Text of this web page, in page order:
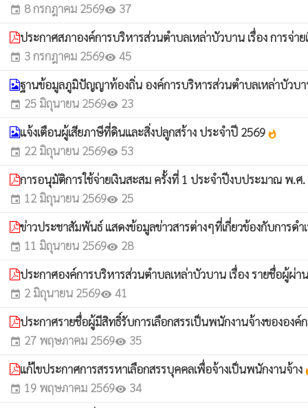
event 8 กรกฎาคม 2569visibility 37
ประกาศสภาองค์การบริหารส่วนตำบลเหล่าบัวบาน เรื่อง การจ่
event 3 กรกฎาคม 2569visibility 45
ฐานข้อมูลภูมิปัญญาท้องถิ่น องค์การบริหารส่วนตำบลเหล่าบัวบ
event 25 มิถุนายน 2569visibility 23
แจ้งเตือนผู้เสียภาษีที่ดินและสิ่งปลูกสร้าง ประจำปี 2569 whatshot
event 22 มิถุนายน 2569visibility 53
การอนุมัติการใช้จ่ายเงินสะสม ครั้งที่ 1 ประจำปีงบประมาณ พ.ศ
event 12 มิถุนายน 2569visibility 25
ข่าวประชาสัมพันธ์ แสดงข้อมูลข่าวสารต่างๆที่เกี่ยวข้องกับการ
event 11 มิถุนายน 2569visibility 28
ประกาศองค์การบริหารส่วนตำบลเหล่าบัวบาน เรื่อง รายชื่อผู้ผ่า
event 2 มิถุนายน 2569visibility 41
ประกาศรายชื่อผู้มีสิทธิ์รับการเลือกสรรเป็นพนักงานจ้างขององ
event 27 พฤษภาคม 2569visibility 35
แก้ไขประกาศการสรรหาเลือกสรรบุคคลเพื่อจ้างเป็นพนักงานจ้าง
event 19 พฤษภาคม 2569visibility 34